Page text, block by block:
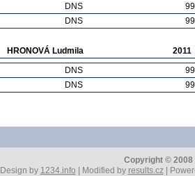
DNS
DNS
HRONOVÁ Ludmila
2011
DNS
DNS
Copyright ©
Design by 1234.info | Modified by results.cz|